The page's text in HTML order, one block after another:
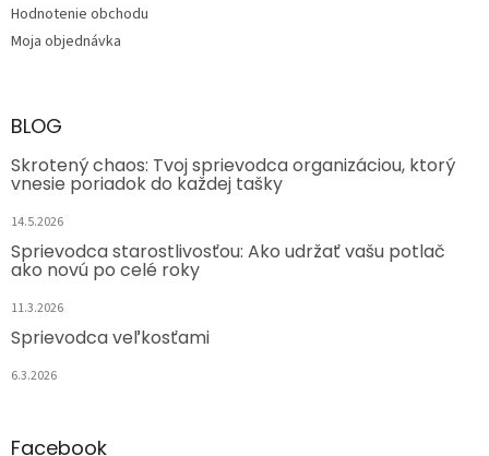
Hodnotenie obchodu
Moja objednávka
BLOG
Skrotený chaos: Tvoj sprievodca organizáciou, ktorý
vnesie poriadok do každej tašky
14.5.2026
Sprievodca starostlivosťou: Ako udržať vašu potlač
ako novú po celé roky
11.3.2026
Sprievodca veľkosťami
6.3.2026
Facebook